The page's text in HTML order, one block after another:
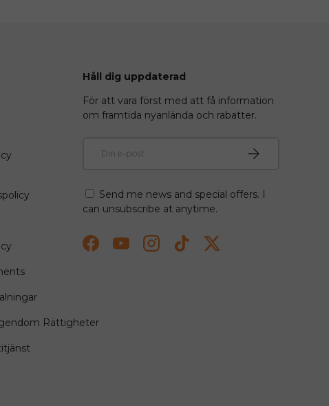
Rättigheter
Håll dig uppdaterad
För att vara först med att få information
om framtida nyanlända och rabatter.
Prenumerera
Send me news and special offers. I
can unsubscribe at anytime.
FacebookYouTubeInstagramTikTokTwitter